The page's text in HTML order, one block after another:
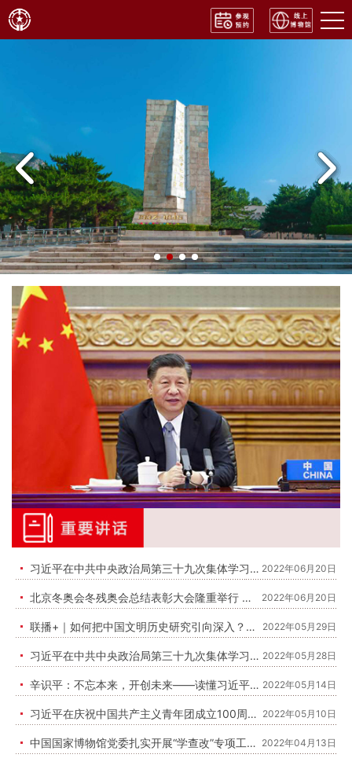
2022年06月20日
习近平在中共中央政治局第三十九次集体学习时强调 把中国文明历史研究引向深入 推动增强历史自觉坚定文化自信
2022年06月20日
北京冬奥会冬残奥会总结表彰大会隆重举行 习近平发表重要讲话
2022年05月29日
联播+｜如何把中国文明历史研究引向深入？习近平指明方向
2022年05月28日
习近平在中共中央政治局第三十九次集体学习时强调 把中国文明历史研究引向深入 推动增强历史自觉坚定文化自信
2022年05月14日
辛识平：不忘本来，开创未来——读懂习近平总书记的文化情怀
2022年05月10日
习近平在庆祝中国共产主义青年团成立100周年大会上的重要讲话
2022年04月13日
中国国家博物馆党委扎实开展“学查改”专项工作学习研讨